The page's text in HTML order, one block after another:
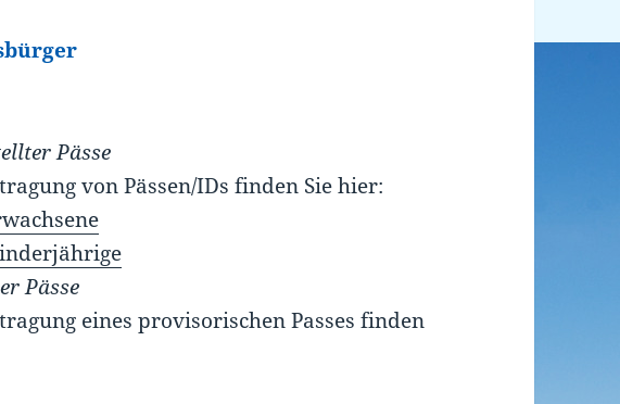
Pässe
von Pässen/IDs finden Sie hier:
Pässe
eines provisorischen Passes finden